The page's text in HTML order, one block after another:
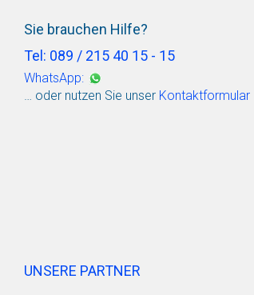
Sie brauchen Hilfe?
Tel: 089 / 215 40 15 - 15
WhatsApp:
… oder nutzen Sie unser Kontaktformular
UNSERE PARTNER